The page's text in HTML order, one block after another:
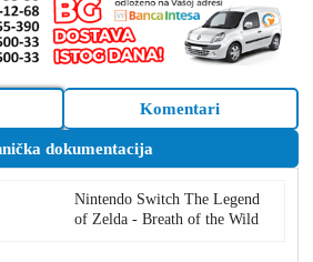
dokumentacija
Komentari
Nintendo Switch The Legend
of Zelda - Breath of the Wild